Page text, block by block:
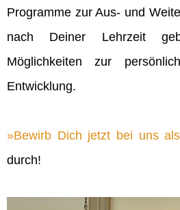
Programme zur Aus- und
nach Deiner Lehrzeit
Möglichkeiten zur
Entwicklung.
Bewirb Dich jetzt bei uns
durch!